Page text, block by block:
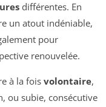
différentes. En
un atout indéniable,
pour
renouvelée.
à la foisvolontaire,
ou subie, consécutive